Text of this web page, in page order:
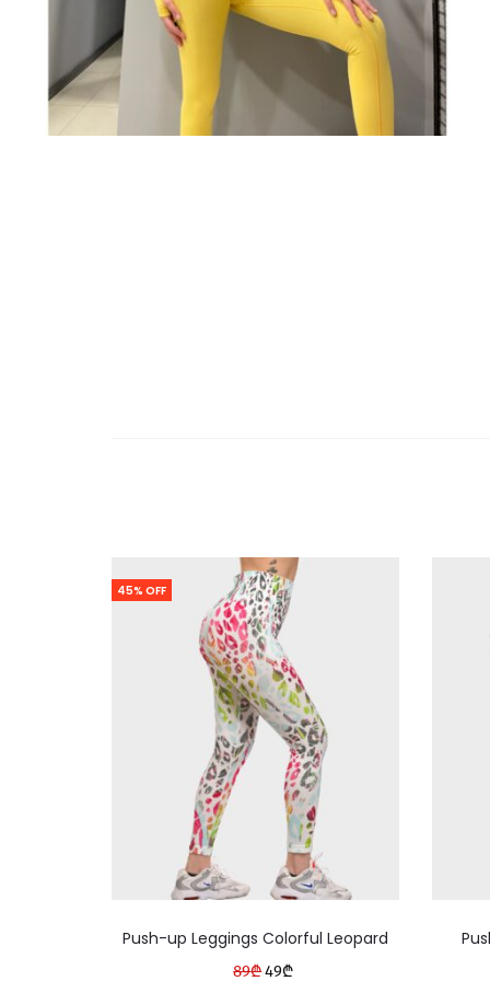
45% OFF
product
Push-up Leggings Colorful Leopard
89₾Original
49₾